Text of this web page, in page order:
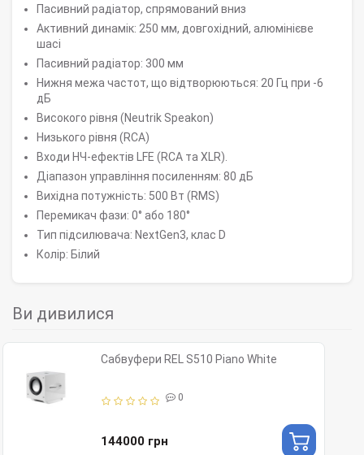
Пасивний радіатор, спрямований вниз
Активний динамік: 250 мм, довгохідний, алюмінієве
шасі
Пасивний радіатор: 300 мм
Нижня межа частот, що відтворюються: 20 Гц при -6
дБ
Високого рівня (Neutrik Speakon)
Низького рівня (RCA)
Входи НЧ-ефектів LFE (RCA та XLR).
Діапазон управління посиленням: 80 дБ
Вихідна потужність: 500 Вт (RMS)
Перемикач фази: 0° або 180°
Тип підсилювача: NextGen3, клас D
Колір: Білий
Ви дивилися
Сабвуфери REL S510 Piano White
0
144000 грн